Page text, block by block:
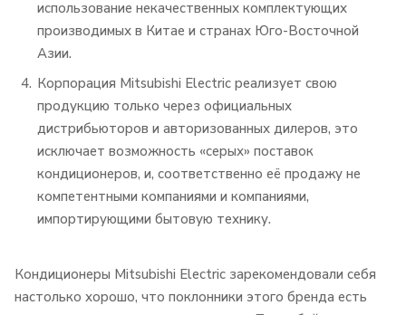
использование некачественных комплектующих
производимых в Китае и странах Юго-Восточной
Азии.
Корпорация Mitsubishi Electric реализует свою
продукцию только через официальных
дистрибьюторов и авторизованных дилеров, это
исключает возможность «серых» поставок
кондиционеров, и, соответственно её продажу не
компетентными компаниями и компаниями,
импортирующими бытовую технику.
Кондиционеры Mitsubishi Electric зарекомендовали себя
настолько хорошо, что поклонники этого бренда есть